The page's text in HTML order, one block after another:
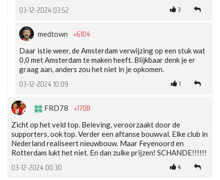
03-12-2024 03:52 3
medtown +6104
Daar istie weer, de Amsterdam verwijzing op een stuk wat
0,0 met Amsterdam te maken heeft. Blijkbaar denk je er
graag aan, anders zou het niet in je opkomen.
03-12-2024 10:09 1
FRD78 +1708
Zicht op het veld top. Beleving, veroorzaakt door de
supporters, ook top. Verder een aftanse bouwval. Elke club in
Nederland realiseert nieuwbouw. Maar Feyenoord en
Rotterdam lukt het niet. En dan zulke prijzen! SCHANDE!!!!!!
03-12-2024 00:30 4